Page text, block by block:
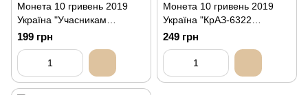
Монета 10 гривень 2019
Україна "Учасникам
бойових дій на території
інших держав"
199 грн
Монета 10 гривень 2019
Україна "КрАЗ-6322
"Солдат"
249 грн